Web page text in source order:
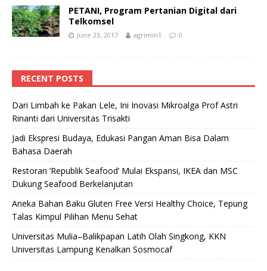
PETANI, Program Pertanian Digital dari
Telkomsel
June 23, 2017 agrimin1 0
RECENT POSTS
Dari Limbah ke Pakan Lele, Ini Inovasi Mikroalga Prof Astri
Rinanti dari Universitas Trisakti
Jadi Ekspresi Budaya, Edukasi Pangan Aman Bisa Dalam
Bahasa Daerah
Restoran ‘Republik Seafood’ Mulai Ekspansi, IKEA dan MSC
Dukung Seafood Berkelanjutan
Aneka Bahan Baku Gluten Free Versi Healthy Choice, Tepung
Talas Kimpul Pilihan Menu Sehat
Universitas Mulia–Balikpapan Latih Olah Singkong, KKN
Universitas Lampung Kenalkan Sosmocaf